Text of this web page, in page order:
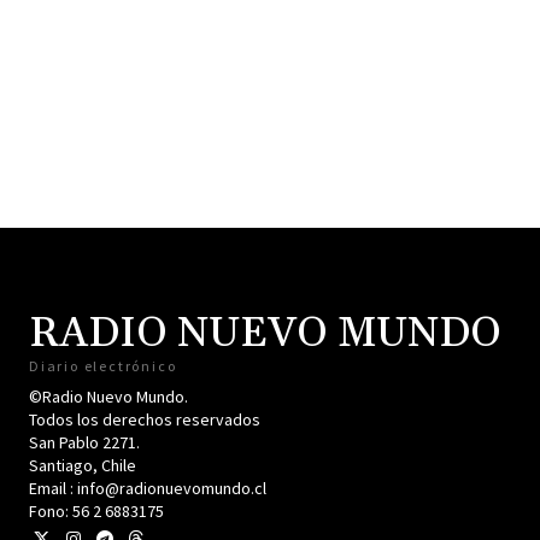
RADIO NUEVO MUNDO
Diario electrónico
©Radio Nuevo Mundo.
Todos los derechos reservados
San Pablo 2271.
Santiago, Chile
Email : info@radionuevomundo.cl
Fono: 56 2 6883175